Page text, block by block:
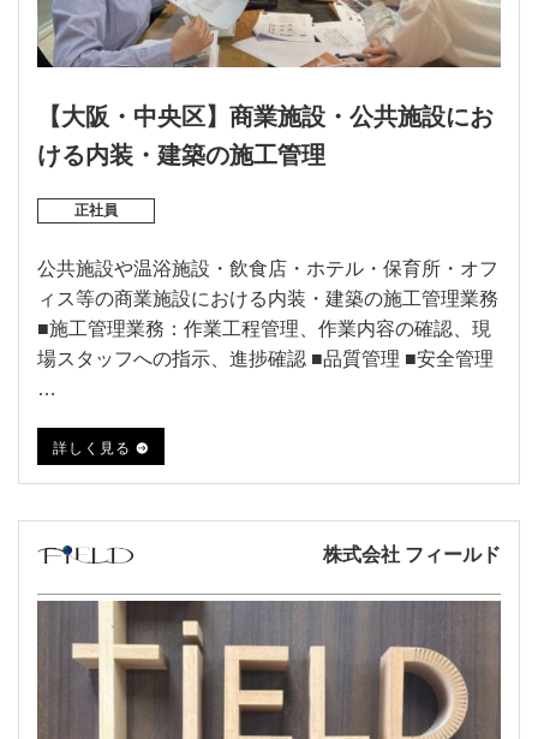
【大阪・中央区】商業施設・公共施設にお
ける内装・建築の施工管理
正社員
公共施設や温浴施設・飲食店・ホテル・保育所・オフ
ィス等の商業施設における内装・建築の施工管理業務
■施工管理業務：作業工程管理、作業内容の確認、現
場スタッフへの指示、進捗確認 ■品質管理 ■安全管理
…
詳しく見る
株式会社 フィールド